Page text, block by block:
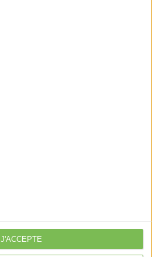
J'ACCEPTE
Je gère mon activité